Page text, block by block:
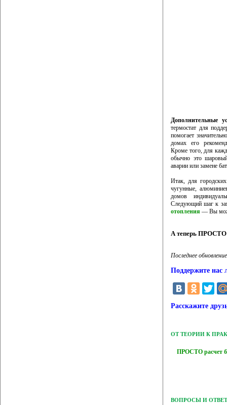
Дополнительные
термостат для
помогает
домах его
Кроме того, для
обычно это
аварии или замене
Итак, для
чугунные,
домов
Следующий шаг к
отопления — Вы
А теперь ПРОСТО
Последнее
Поддержите нас
Расскажите
ОТ ТЕОРИИ К
ПРОСТО расчет
ВОПРОСЫ И